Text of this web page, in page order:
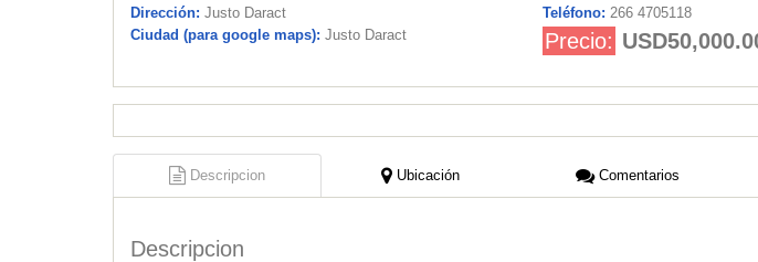
Dirección: Justo Daract
Ciudad (para google maps): Justo Daract
Teléfono: 266 4705118
Precio:
Descripcion Ubicación Comentarios
Descripcion